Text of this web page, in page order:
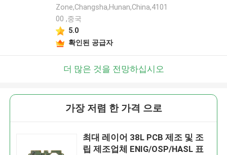
Zone,Changsha,Hunan,China,4101
00 ,중국
5.0
확인된 공급자
더 많은 것을 전망하십시오
가장 저렴 한 가격 으로
최대 레이어 38L PCB 제조 및 조
립 제조업체 ENIG/OSP/HASL 표